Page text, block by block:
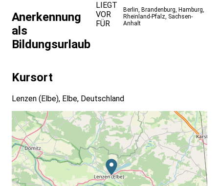
Anerkennung
als
Bildungsurlaub
LIEGT
VOR
FÜR
Berlin, Brandenburg, Hamburg,
Rheinland-Pfalz, Sachsen-
Anhalt
Kursort
Lenzen (Elbe), Elbe, Deutschland